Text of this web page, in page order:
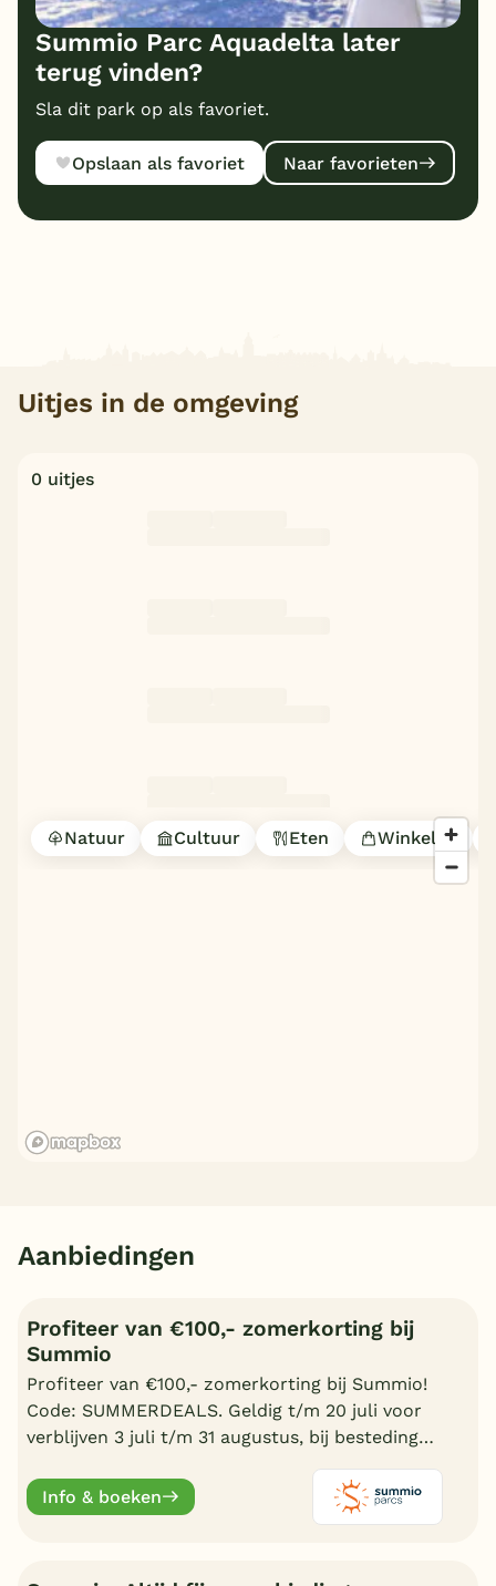
Summio Parc Aquadelta later
terug vinden?
Sla dit park op als favoriet.
Opslaan als favoriet Naar favorieten
Uitjes in de omgeving
0 uitjes
Natuur Cultuur Eten Winkelen
Aanbiedingen
Profiteer van €100,- zomerkorting bij
Summio
Profiteer van €100,- zomerkorting bij Summio!
Code: SUMMERDEALS. Geldig t/m 20 juli voor
verblijven 3 juli t/m 31 augustus, bij besteding
Info & boeken